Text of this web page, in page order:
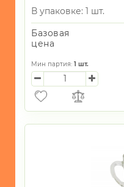
ОЛЬГИНКА
Побережье
черного
В упаковке: 1 шт.
Базовая
цена
Мин партия: 1 шт.